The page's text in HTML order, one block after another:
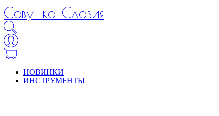
Совушка Славия
НОВИНКИ
ИНСТРУМЕНТЫ